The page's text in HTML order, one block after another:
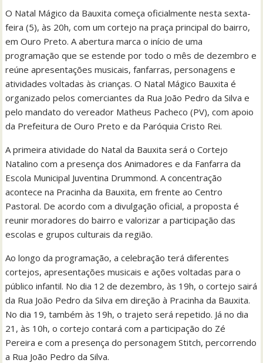
O Natal Mágico da Bauxita começa oficialmente nesta sexta-
feira (5), às 20h, com um cortejo na praça principal do bairro,
em Ouro Preto. A abertura marca o início de uma
programação que se estende por todo o mês de dezembro e
reúne apresentações musicais, fanfarras, personagens e
atividades voltadas às crianças. O Natal Mágico Bauxita é
organizado pelos comerciantes da Rua João Pedro da Silva e
pelo mandato do vereador Matheus Pacheco (PV), com apoio
da Prefeitura de Ouro Preto e da Paróquia Cristo Rei.
A primeira atividade do Natal da Bauxita será o Cortejo
Natalino com a presença dos Animadores e da Fanfarra da
Escola Municipal Juventina Drummond. A concentração
acontece na Pracinha da Bauxita, em frente ao Centro
Pastoral. De acordo com a divulgação oficial, a proposta é
reunir moradores do bairro e valorizar a participação das
escolas e grupos culturais da região.
Ao longo da programação, a celebração terá diferentes
cortejos, apresentações musicais e ações voltadas para o
público infantil. No dia 12 de dezembro, às 19h, o cortejo sairá
da Rua João Pedro da Silva em direção à Pracinha da Bauxita.
No dia 19, também às 19h, o trajeto será repetido. Já no dia
21, às 10h, o cortejo contará com a participação do Zé
Pereira e com a presença do personagem Stitch, percorrendo
a Rua João Pedro da Silva.